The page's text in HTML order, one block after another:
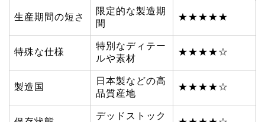
生産期間の短さ
限定的な製造期
間
★★★★★
特殊な仕様
特別なディテー
ルや素材
★★★★☆
製造国
日本製などの高
品質産地
★★★★☆
デッドストック